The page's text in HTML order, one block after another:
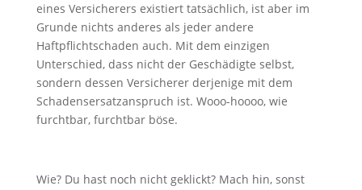
eines Versicherers existiert tatsächlich, ist aber im
Grunde nichts anderes als jeder andere
Haftpflichtschaden auch. Mit dem einzigen
Unterschied, dass nicht der Geschädigte selbst,
sondern dessen Versicherer derjenige mit dem
Schadensersatzanspruch ist. Wooo-hoooo, wie
furchtbar, furchtbar böse.
Wie? Du hast noch nicht geklickt? Mach hin, sonst